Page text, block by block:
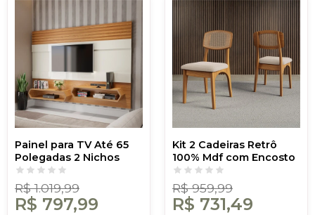
Painel para TV Até 65
Polegadas 2 Nichos
Ripado Off White/Freijó
- Dalla Costa
R$ 1.019,99
R$ 797,99
Kit 2 Cadeiras Retrô
100% Mdf com Encosto
em Palha Sintética
Freijó/Bege Rústico -
Dalla Costa
R$ 959,99
R$ 731,49